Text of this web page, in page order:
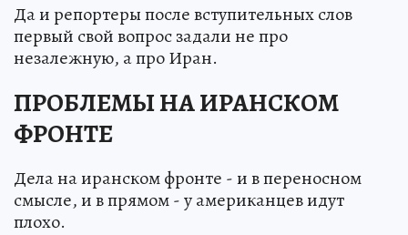
Да и репортеры после вступительных слов
первый свой вопрос задали не про
незалежную, а про Иран.
ПРОБЛЕМЫ НА ИРАНСКОМ
ФРОНТЕ
Дела на иранском фронте - и в переносном
смысле, и в прямом - у американцев идут
плохо.